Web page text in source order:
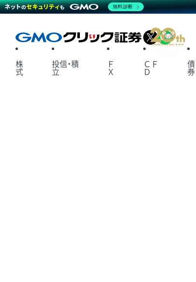
X
株
式
投信・積
立
Ｆ
Ｘ
ＣＦ
Ｄ
債
券
無料診断